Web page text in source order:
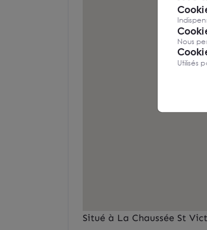
Situé à La Chaussée St
Nous
Utilisés